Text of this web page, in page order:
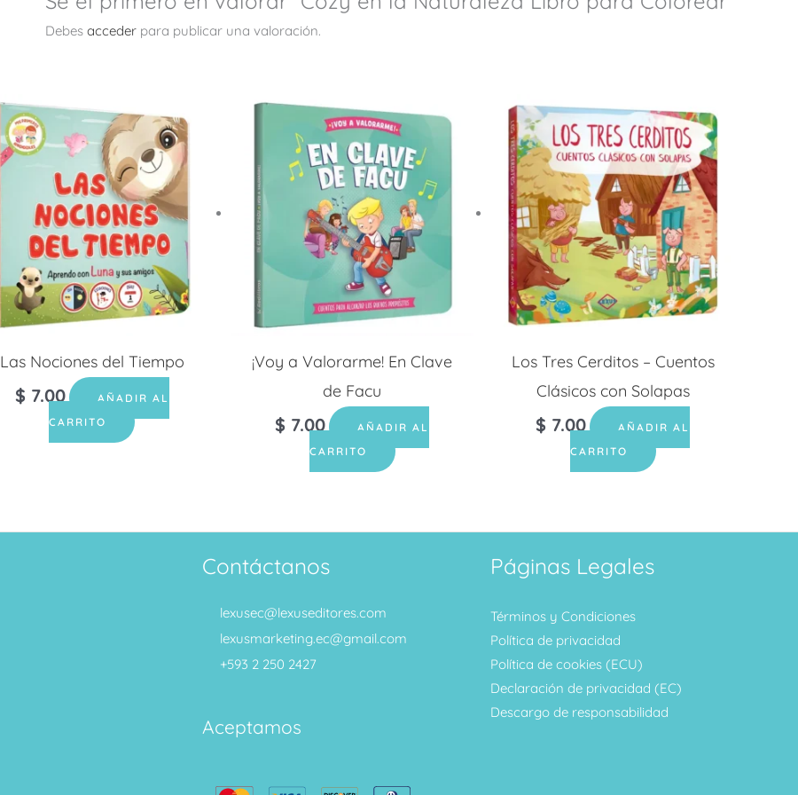
Debes acceder para publicar una valoración.
Las Nociones del Tiempo
$ 7.00
AÑADIR AL
CARRITO
¡Voy a Valorarme! En Clave
de Facu
$ 7.00
AÑADIR AL
CARRITO
Los Tres Cerditos – Cuentos
Clásicos con Solapas
$ 7.00
AÑADIR AL
CARRITO
Contáctanos
lexusec@lexuseditores.com
lexusmarketing.ec@gmail.com
+593 2 250 2427
Aceptamos
Páginas Legales
Términos y Condiciones
Política de privacidad
Política de cookies (ECU)
Declaración de privacidad (EC)
Descargo de responsabilidad